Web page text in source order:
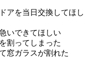
アを当日交換してほし
いできてほしい
割ってしまった
窓ガラスが割れた